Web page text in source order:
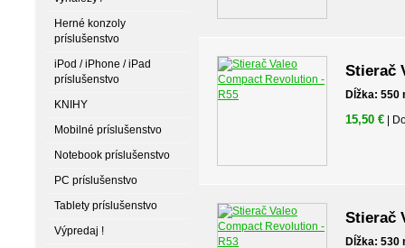
Herné konzoly
príslušenstvo
iPod / iPhone / iPad
príslušenstvo
KNIHY
Mobilné príslušenstvo
Notebook príslušenstvo
PC príslušenstvo
Tablety príslušenstvo
Výpredaj !
Stierač
Dĺžka: 550
15,50 € |
Stierač
Dĺžka: 530